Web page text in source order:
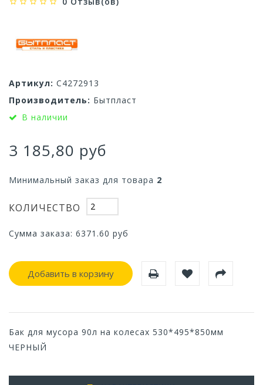
Артикул: С4272913
Производитель: Бытпласт
В наличии
3 185,80 руб
Минимальный заказ для товара 2
КОЛИЧЕСТВО
Сумма заказа: 6371.60 руб
Добавить в корзину
Бак для мусора 90л на колесах 530*495*850мм
ЧЕРНЫЙ